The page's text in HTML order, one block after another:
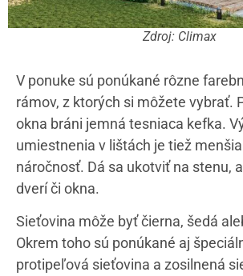
Zdroj: Climax
V ponuke sú ponúkané rôzne
rámov, z ktorých si môžete vybrať.
okna bráni jemná tesniaca kefka.
umiestnenia v lištách je tiež
náročnosť. Dá sa ukotviť na stenu,
dverí či okna.
Sieťovina môže byť čierna, šedá
Okrem toho sú ponúkané aj
protipeľová sieťovina a zosilnená